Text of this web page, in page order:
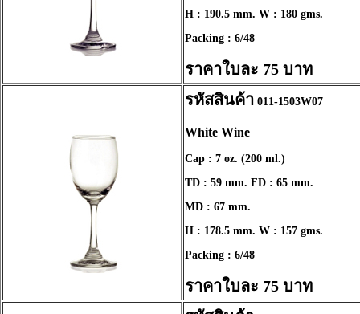
H : 190.5 mm. W : 180 gms.
Packing : 6/48
ราคาใบละ 75 บาท
รหัสสินค้า 011-1503W07
White Wine
Cap : 7 oz. (200 ml.)
TD : 59 mm. FD : 65 mm.
MD : 67 mm.
H : 178.5 mm. W : 157 gms.
Packing : 6/48
ราคาใบละ 75 บาท